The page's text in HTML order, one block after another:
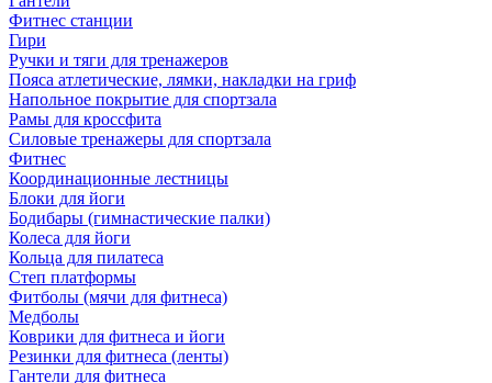
Фитнес станции
Гири
Ручки и тяги для тренажеров
Пояса атлетические, лямки, накладки на гриф
Напольное покрытие для спортзала
Рамы для кроссфита
Силовые тренажеры для спортзала
Фитнес
Координационные лестницы
Блоки для йоги
Бодибары (гимнастические палки)
Колеса для йоги
Кольца для пилатеса
Степ платформы
Фитболы (мячи для фитнеса)
Медболы
Коврики для фитнеса и йоги
Резинки для фитнеса (ленты)
Гантели для фитнеса